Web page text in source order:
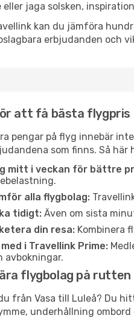
eller jaga solsken,
kan du jämföra
erbjudanden och
att få bästa flygpris
pengar på flyg innebär
som finns. Så
mitt i veckan för bättre
alla flygbolag:
tidigt: Även om sista
din resa: Kombinera
med i Travellink Prime:
avbokningar.
flygbolag på rutten
från Vasa till Luleå? Du
underhållning